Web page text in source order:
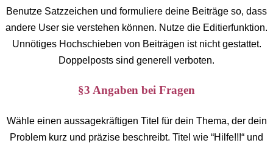
Benutze Satzzeichen und formuliere deine Beiträge so, dass
andere User sie verstehen können. Nutze die Editierfunktion.
Unnötiges Hochschieben von Beiträgen ist nicht gestattet.
Doppelposts sind generell verboten.
§3 Angaben bei Fragen
Wähle einen aussagekräftigen Titel für dein Thema, der dein
Problem kurz und präzise beschreibt. Titel wie “Hilfe!!!“ und